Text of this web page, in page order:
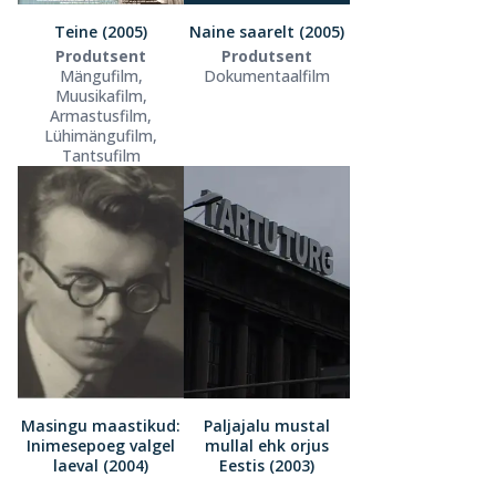
Teine (2005)
Produtsent
Mängufilm,
Muusikafilm,
Armastusfilm,
Lühimängufilm,
Tantsufilm
Naine saarelt (2005)
Produtsent
Dokumentaalfilm
Masingu maastikud:
Inimesepoeg valgel
laeval (2004)
Paljajalu mustal
mullal ehk orjus
Eestis (2003)